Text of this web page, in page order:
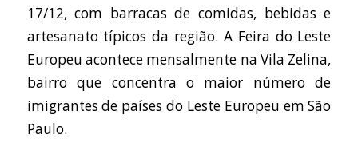
17/12, com barracas de comidas, bebidas e
artesanato típicos da região. A Feira do Leste
Europeu acontece mensalmente na Vila Zelina,
bairro que concentra o maior número de
imigrantes de países do Leste Europeu em São
Paulo.